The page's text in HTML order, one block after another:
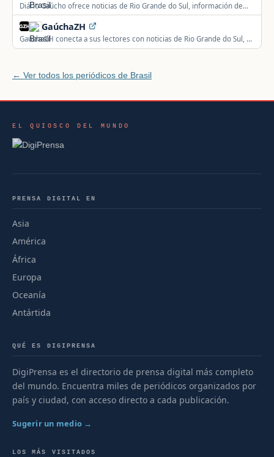
Diário Gaúcho ofrece noticias de Rio Grande do Sul, información de
utilidad pública, deportes y crónica policial.
GaúchaZH
GaúchaZH conecta a sus lectores con noticias de Rio Grande do Sul, el
mundo y el deporte gaúcho.
← Ver todos los periódicos de Brasil
EL QUIOSCO DEL MUNDO
PRENSA DIGITAL EN
Asia
América
África
Europa
Oceanía
Antártida
QUÉ ES DIGIPRENSA
DigiPrensa es el directorio de prensa digital más completo
del mundo. Encuentra miles de periódicos organizados por
país y ciudad, con acceso directo a cada publicación.
Sugerir un medio →
LOS MÁS VISITADOS